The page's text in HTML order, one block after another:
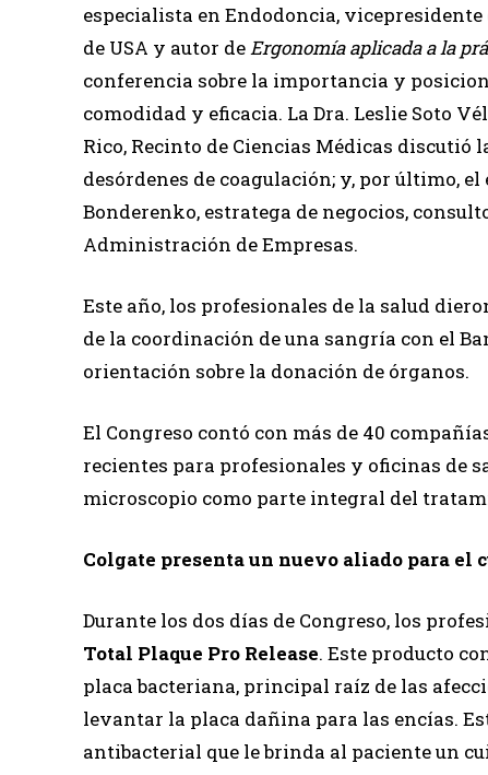
especialista en Endodoncia,
de USA y autor deErgonomía aplicada a la
conferencia sobre la importancia y
comodidad y eficacia. La Dra. Leslie Soto
Rico, Recinto de Ciencias Médicas discutió
desórdenes de coagulación; y, por último,
Bonderenko, estratega de negocios,
Administración de Empresas.
Este año, los profesionales de la salud
de la coordinación de una sangría con el
orientación sobre la donación de órganos.
El Congreso contó con más de 40
recientes para profesionales y oficinas de
microscopio como parte integral del
Colgate presenta un nuevo aliado para el
Durante los dos días de Congreso, los
Total Plaque Pro Release. Este producto
placa bacteriana, principal raíz de las
levantar la placa dañina para las encías.
antibacterial que le brinda al paciente un